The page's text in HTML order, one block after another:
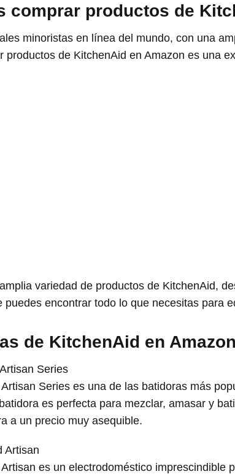
comprar productos de
minoristas en línea del mundo, con una
productos de KitchenAid en Amazon es una
variedad de productos de KitchenAid,
encontrar todo lo que necesitas para
de KitchenAid en Amazon
Series
Series es una de las batidoras más
es perfecta para mezclar, amasar y
a un precio muy asequible.
Artisan
es un electrodoméstico imprescindible